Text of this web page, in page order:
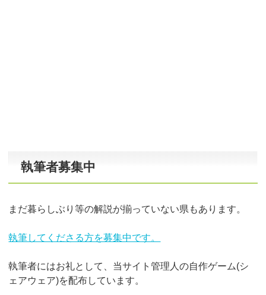
執筆者募集中
まだ暮らしぶり等の解説が揃っていない県もあります。
執筆してくださる方を募集中です。
執筆者にはお礼として、当サイト管理人の自作ゲーム(シ
ェアウェア)を配布しています。